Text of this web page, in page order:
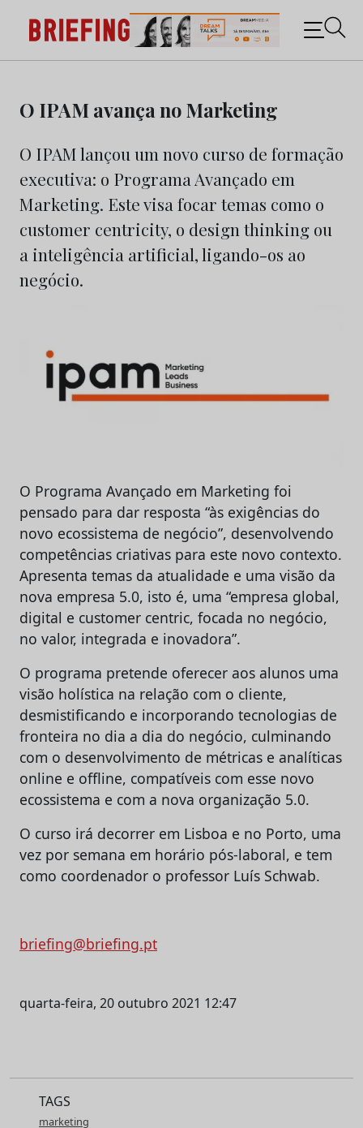
content
Briefing: Todas as notícias sobre os negócios do
Marketing e da Publicidade
O IPAM avança no Marketing
O IPAM lançou um novo curso de formação
executiva: o Programa Avançado em
Marketing. Este visa focar temas como o
customer centricity, o design thinking ou
a inteligência artificial, ligando-os ao
negócio.
O Programa Avançado em Marketing foi
pensado para dar resposta “às exigências do
novo ecossistema de negócio”, desenvolvendo
competências criativas para este novo contexto.
Apresenta temas da atualidade e uma visão da
nova empresa 5.0, isto é, uma “empresa global,
digital e customer centric, focada no negócio,
no valor, integrada e inovadora”.
O programa pretende oferecer aos alunos uma
visão holística na relação com o cliente,
desmistificando e incorporando tecnologias de
fronteira no dia a dia do negócio, culminando
com o desenvolvimento de métricas e analíticas
online e offline, compatíveis com esse novo
ecossistema e com a nova organização 5.0.
O curso irá decorrer em Lisboa e no Porto, uma
vez por semana em horário pós-laboral, e tem
como coordenador o professor Luís Schwab.
briefing@briefing.pt
quarta-feira, 20 outubro 2021 12:47
TAGS
marketing